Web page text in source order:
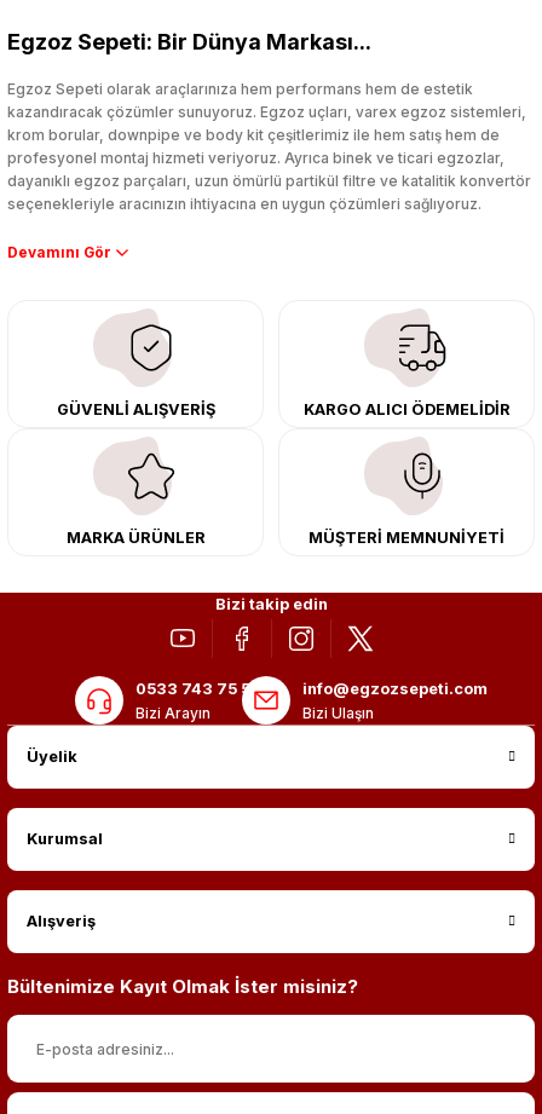
Egzoz Sepeti: Bir Dünya Markası...
Egzoz Sepeti olarak araçlarınıza hem performans hem de estetik
kazandıracak çözümler sunuyoruz. Egzoz uçları, varex egzoz sistemleri,
krom borular, downpipe ve body kit çeşitlerimiz ile hem satış hem de
profesyonel montaj hizmeti veriyoruz. Ayrıca binek ve ticari egzozlar,
dayanıklı egzoz parçaları, uzun ömürlü partikül filtre ve katalitik konvertör
seçenekleriyle aracınızın ihtiyacına en uygun çözümleri sağlıyoruz.
Performans artışı isteyen sürücüler için özel performans egzozları ve
çıkma orijinal ürünler ile yenileyebilir, body kit uygulamalarıyla aracınızın
tasarımını ve aerodinamisini üst seviyeye taşıyabilirsiniz.
Tüm ürünlerimiz orijinal, dayanıklı ve uzun ömürlüdür. İstanbul’daki montaj
merkezimizde profesyonel montaj yapıyor, Türkiye’nin her yerine güvenli
kargo ile teslimat gerçekleştiriyoruz. Aracınıza değer katmak için doğru
adres: Egzoz Sepeti.
GÜVENLİ ALIŞVERİŞ KARGO ALICI ÖDEMELİDİR
MARKA ÜRÜNLER MÜŞTERİ MEMNUNİYETİ
Bizi takip edin
0533 743 75 56
Bizi Arayın
info@egzozsepeti.com
Bizi Ulaşın
Üyelik
Kurumsal
Alışveriş
Bültenimize Kayıt Olmak İster misiniz?